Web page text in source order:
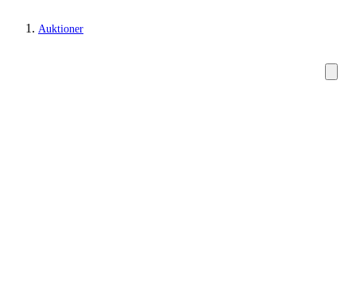
Auktioner